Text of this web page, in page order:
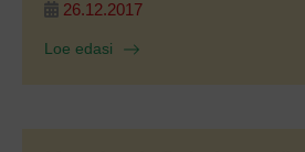
26.12.2017
Loe edasi